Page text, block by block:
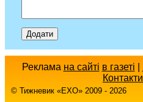
Реклама на сайті в газеті
Контакти
© Тижневик «EХO» 2009 - 2026